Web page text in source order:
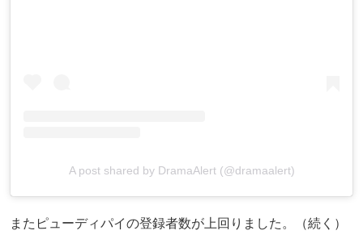
A post shared by DramaAlert (@dramaalert)
またピューディパイの登録者数が上回りました。（続く）